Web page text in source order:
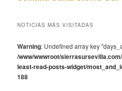
NOTICIAS MÁS VISITADAS
Warning: Undefined array key
/www/wwwroot/
least-read-posts-widget/
188